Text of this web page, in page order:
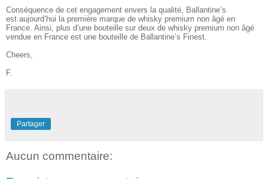
Conséquence de cet engagement envers la qualité, Ballantine’s
est aujourd’hui la première marque de whisky premium non âgé en
France. Ainsi, plus d’une bouteille sur deux de whisky premium non âgé
vendue en France est une bouteille de Ballantine’s Finest.
Cheers,
F.
Partager
Aucun commentaire: